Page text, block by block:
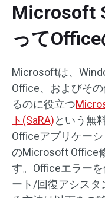
Microsoft
って
Microsoftは、
Office、およびそ
るのに役立つ
ト(SaRA)という無
Officeアプリケー
のMicrosoft Office
す。Officeエラー
ート/回復アシスタ